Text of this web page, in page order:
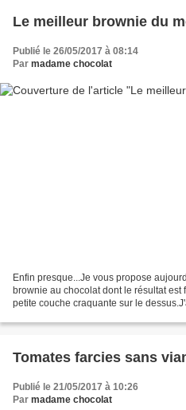
Le meilleur brownie du
Publié le 26/05/2017 à 08:14
Par madame chocolat
Enfin presque...Je vous propose
brownie au chocolat dont le résultat est
petite couche craquante sur le
Tomates farcies sans
Publié le 21/05/2017 à 10:26
Par madame chocolat